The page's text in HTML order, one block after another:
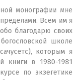
монографии мне
Всем им я
благодарю своих
школе
которым я
книги в 1980-1981
по экзегетике